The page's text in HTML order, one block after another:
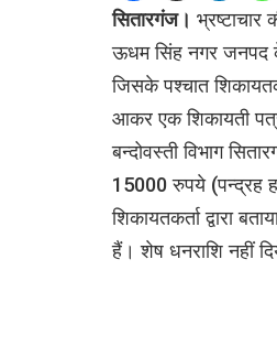
सितारगंज।
ऊधम सिंह नगर जनपद
जिसके पश्चात
आकर एक शिकायती
बन्दोवस्ती विभाग
15000 रुपये (पन्द्रह
शिकायतकर्ता द्वारा
हैं। शेष धनराशि नहीं